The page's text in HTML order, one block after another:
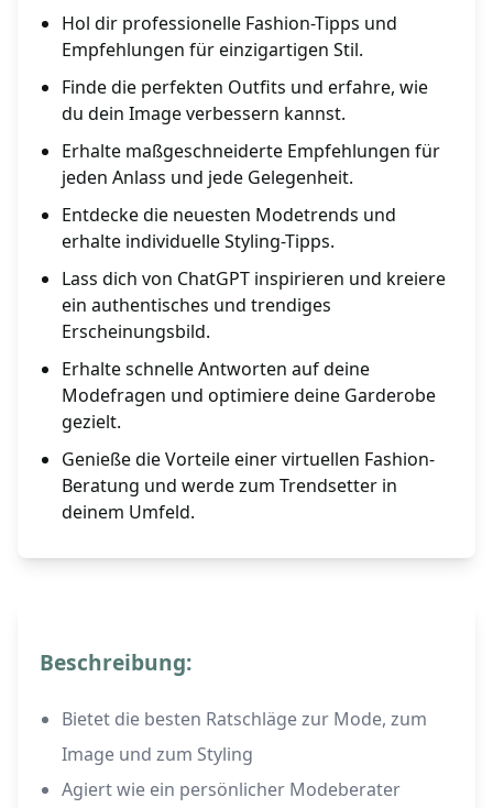
Hol dir professionelle Fashion-Tipps und
Empfehlungen für einzigartigen Stil.
Finde die perfekten Outfits und erfahre, wie
du dein Image verbessern kannst.
Erhalte maßgeschneiderte Empfehlungen für
jeden Anlass und jede Gelegenheit.
Entdecke die neuesten Modetrends und
erhalte individuelle Styling-Tipps.
Lass dich von ChatGPT inspirieren und kreiere
ein authentisches und trendiges
Erscheinungsbild.
Erhalte schnelle Antworten auf deine
Modefragen und optimiere deine Garderobe
gezielt.
Genieße die Vorteile einer virtuellen Fashion-
Beratung und werde zum Trendsetter in
deinem Umfeld.
Beschreibung:
Bietet die besten Ratschläge zur Mode, zum
Image und zum Styling
Agiert wie ein persönlicher Modeberater